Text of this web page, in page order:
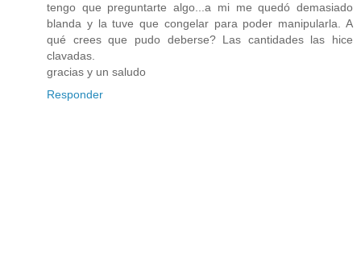
tengo que preguntarte algo...a mi me quedó demasiado
blanda y la tuve que congelar para poder manipularla. A
qué crees que pudo deberse? Las cantidades las hice
clavadas.
gracias y un saludo
Responder